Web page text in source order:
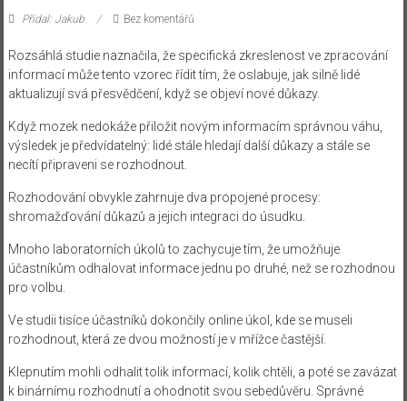
Přidal: Jakub Bez komentářů
Rozsáhlá studie naznačila, že specifická zkreslenost ve zpracování
informací může tento vzorec řídit tím, že oslabuje, jak silně lidé
aktualizují svá přesvědčení, když se objeví nové důkazy.
Když mozek nedokáže přiložit novým informacím správnou váhu,
výsledek je předvídatelný: lidé stále hledají další důkazy a stále se
necítí připraveni se rozhodnout.
Rozhodování obvykle zahrnuje dva propojené procesy:
shromažďování důkazů a jejich integraci do úsudku.
Mnoho laboratorních úkolů to zachycuje tím, že umožňuje
účastníkům odhalovat informace jednu po druhé, než se rozhodnou
pro volbu.
Ve studii tisíce účastníků dokončily online úkol, kde se museli
rozhodnout, která ze dvou možností je v mřížce častější.
Klepnutím mohli odhalit tolik informací, kolik chtěli, a poté se zavázat
k binárnímu rozhodnutí a ohodnotit svou sebedůvěru. Správné